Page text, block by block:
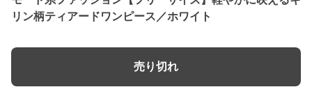
リン柄ティアードワンピース／ホワイト
売り切れ